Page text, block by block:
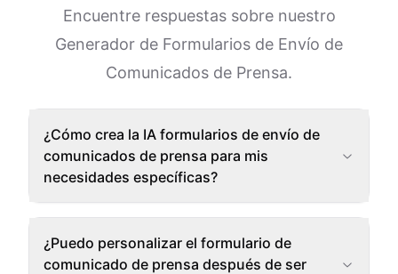
Encuentre respuestas sobre nuestro
Generador de Formularios de Envío de
Comunicados de Prensa.
¿Cómo crea la IA formularios de envío de
comunicados de prensa para mis
necesidades específicas?
¿Puedo personalizar el formulario de
comunicado de prensa después de ser